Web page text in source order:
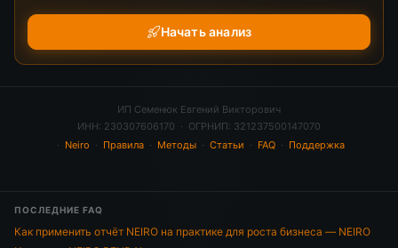
Начать анализ
ИП Семенюк Евгений Викторович
ИНН: 230307606170 · ОГРНИП: 321237500147070
· Neiro · Правила· Методы· Статьи · FAQ· Поддержка
ПОСЛЕДНИЕ FAQ
Как применить отчёт NEIRO на практике для роста бизнеса — NEIRO